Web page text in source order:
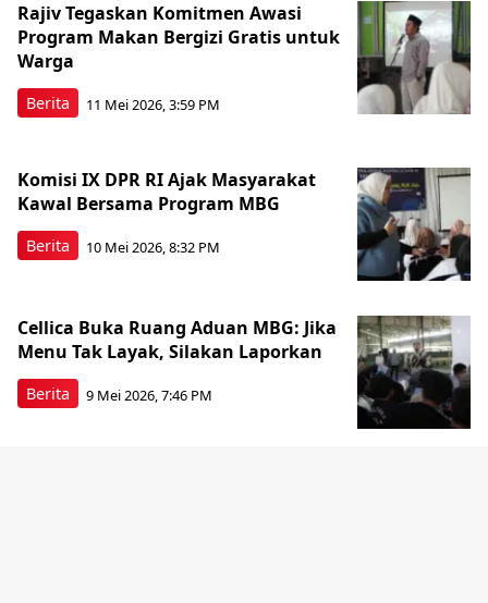
Berita
Rajiv Tegaskan Komitmen Awasi
Program Makan Bergizi Gratis untuk
Warga
11 Mei 2026, 3:59 PM
Berita
Komisi IX DPR RI Ajak Masyarakat
Kawal Bersama Program MBG
10 Mei 2026, 8:32 PM
Berita
Cellica Buka Ruang Aduan MBG: Jika
Menu Tak Layak, Silakan Laporkan
9 Mei 2026, 7:46 PM